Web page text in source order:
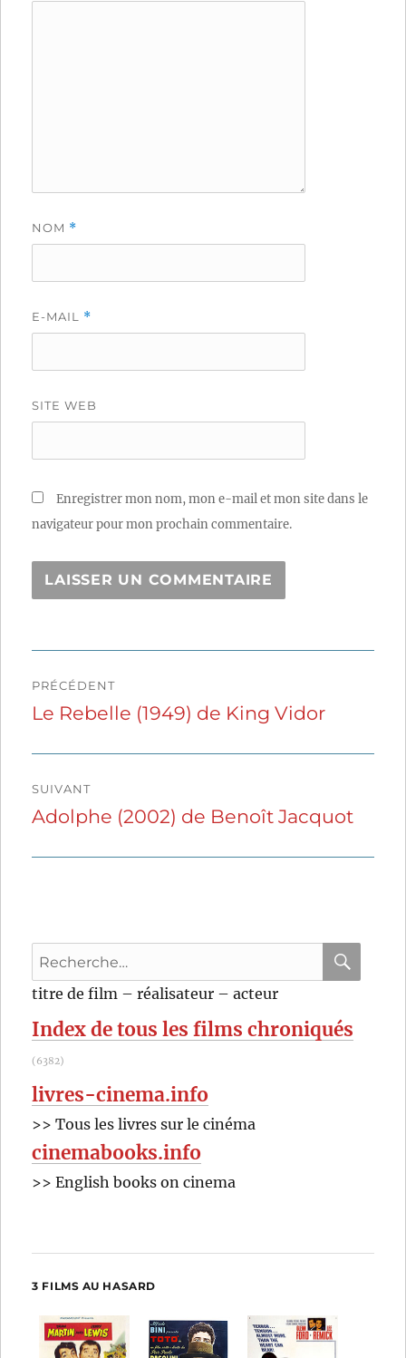
NOM *
E-MAIL *
SITE WEB
Enregistrer mon nom, mon e-mail et mon site dans le
navigateur pour mon prochain commentaire.
de
PRÉCÉDENT
Publication
Le Rebelle (1949) de King Vidor
SUIVANT
Publication
Adolphe (2002) de Benoît Jacquot
Recherche
pour
:
titre de film – réalisateur – acteur
Index de tous les films chroniqués
(6382)
livres-cinema.info
>> Tous les livres sur le cinéma
cinemabooks.info
>> English books on cinema
3 FILMS AU HASARD